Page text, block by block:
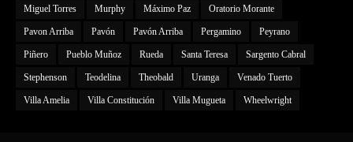
Miguel Torres Murphy Máximo Paz Oratorio Morante
Pavon Arriba Pavón Pavón Arriba Pergamino Peyrano
Piñero Pueblo Muñoz Rueda Santa Teresa Sargento Cabral
Stephenson Teodelina Theobald Uranga Venado Tuerto
Villa Amelia Villa Constitución Villa Mugueta Wheelwright